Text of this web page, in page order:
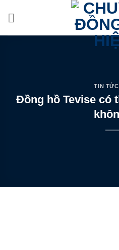
TIN TỨC
Đồng hồ Tevise có